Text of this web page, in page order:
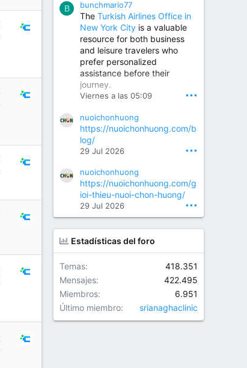
improved joint function,
helping patients return to an
active and comfortable
lifestyle.
Orthopedic Surgeon in Kondapur | Best Orthopedic Doctor in Kondapur | Dr. M. Ranganath Reddy
Consult Dr. M. Ranganath
Reddy, the best...
www.drranganathreddy.co
m
B bunchmario77
The Turkish Airlines Office in
New York City is a valuable
resource for both business
and leisure travelers who
prefer personalized
assistance before their
journey.
Viernes a las 05:09 •••
nuoichonhuong
https://nuoichonhuong.com/b
log/
29 Jul 2026 •••
nuoichonhuong
https://nuoichonhuong.com/g
ioi-thieu-nuoi-chon-huong/
29 Jul 2026 •••
Estadísticas del foro
Temas
418.351
Mensajes
422.495
Miembros
6.951
Último miembro
srianaghaclinic